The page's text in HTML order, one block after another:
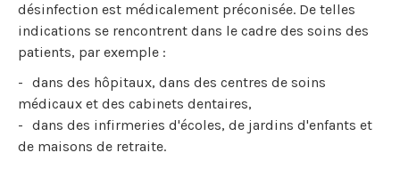
désinfection est médicalement préconisée. De telles
indications se rencontrent dans le cadre des soins des
patients, par exemple :
dans des hôpitaux, dans des centres de soins
médicaux et des cabinets dentaires,
dans des infirmeries d'écoles, de jardins d'enfants et
de maisons de retraite.